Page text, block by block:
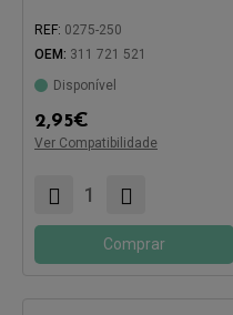
REF: 0275-250
OEM: 311 721 521
Disponível
2,95€
Ver Compatibilidade
Compatível com:
Comprar